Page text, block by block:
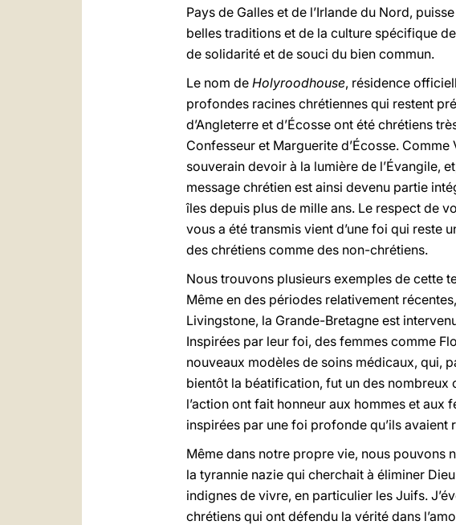
Pays de Galles et de l’Irlande du Nord,
belles traditions et de la culture spécifique
de solidarité et de souci du bien commun.
Le nom de Holyroodhouse, résidence
profondes racines chrétiennes qui restent
d’Angleterre et d’Écosse ont été chrétiens
Confesseur et Marguerite d’Écosse.
souverain devoir à la lumière de l’Évangile,
message chrétien est ainsi devenu partie
îles depuis plus de mille ans. Le respect de
vous a été transmis vient d’une foi qui reste
des chrétiens comme des non-chrétiens.
Nous trouvons plusieurs exemples de cette
Même en des périodes relativement
Livingstone, la Grande-Bretagne est
Inspirées par leur foi, des femmes comme
nouveaux modèles de soins médicaux, qui,
bientôt la béatification, fut un des nombreux
l’action ont fait honneur aux hommes et aux
inspirées par une foi profonde qu’ils avaient
Même dans notre propre vie, nous pouvons
la tyrannie nazie qui cherchait à éliminer
indignes de vivre, en particulier les Juifs.
chrétiens qui ont défendu la vérité dans